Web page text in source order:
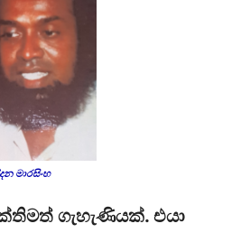
මාරසිංහ
ගැහැණියක්. එයා